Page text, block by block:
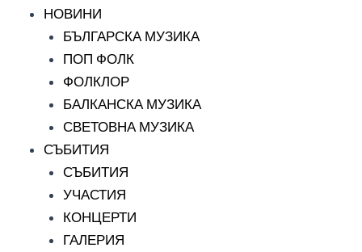
НОВИНИ
БЪЛГАРСКА МУЗИКА
ПОП ФОЛК
ФОЛКЛОР
БАЛКАНСКА МУЗИКА
СВЕТОВНА МУЗИКА
СЪБИТИЯ
СЪБИТИЯ
УЧАСТИЯ
КОНЦЕРТИ
ГАЛЕРИЯ